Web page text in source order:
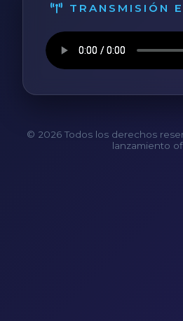
TRANSMISIÓN
© 2026 Todos los derechos
lanzamiento